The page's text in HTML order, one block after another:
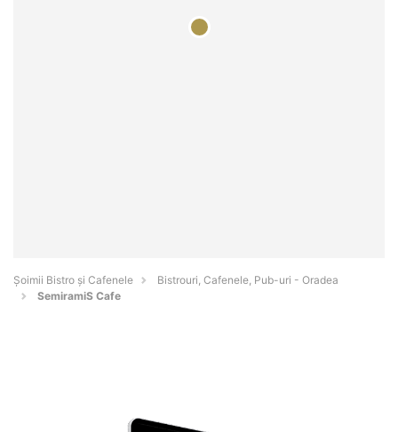
Șoimii Bistro și Cafenele
Bistrouri, Cafenele, Pub-uri - Oradea
SemiramiS Cafe